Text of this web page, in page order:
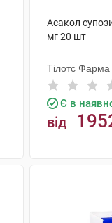
Асакол
мг 20 шт
Тілотс
Є в
від